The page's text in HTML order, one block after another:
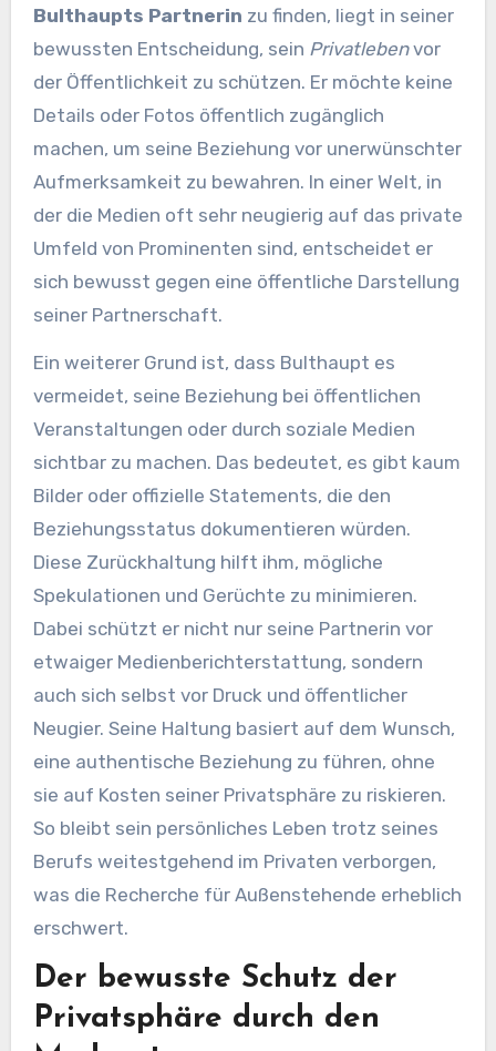
Bulthaupts Partnerin zu finden, liegt in seiner
bewussten Entscheidung, sein Privatlebenvor
der Öffentlichkeit zu schützen. Er möchte keine
Details oder Fotos öffentlich zugänglich
machen, um seine Beziehung vor unerwünschter
Aufmerksamkeit zu bewahren. In einer Welt, in
der die Medien oft sehr neugierig auf das private
Umfeld von Prominenten sind, entscheidet er
sich bewusst gegen eine öffentliche Darstellung
seiner Partnerschaft.
Ein weiterer Grund ist, dass Bulthaupt es
vermeidet, seine Beziehung bei öffentlichen
Veranstaltungen oder durch soziale Medien
sichtbar zu machen. Das bedeutet, es gibt kaum
Bilder oder offizielle Statements, die den
Beziehungsstatus dokumentieren würden.
Diese Zurückhaltung hilft ihm, mögliche
Spekulationen und Gerüchte zu minimieren.
Dabei schützt er nicht nur seine Partnerin vor
etwaiger Medienberichterstattung, sondern
auch sich selbst vor Druck und öffentlicher
Neugier. Seine Haltung basiert auf dem Wunsch,
eine authentische Beziehung zu führen, ohne
sie auf Kosten seiner Privatsphäre zu riskieren.
So bleibt sein persönliches Leben trotz seines
Berufs weitestgehend im Privaten verborgen,
was die Recherche für Außenstehende erheblich
erschwert.
Der bewusste Schutz der
Privatsphäre durch den